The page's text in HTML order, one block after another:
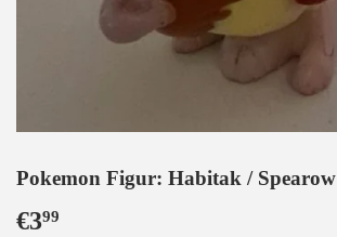
Pokemon Figur: Habitak / Spearow
€399